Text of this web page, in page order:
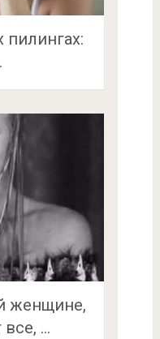
пилингах:
женщине,
все, …